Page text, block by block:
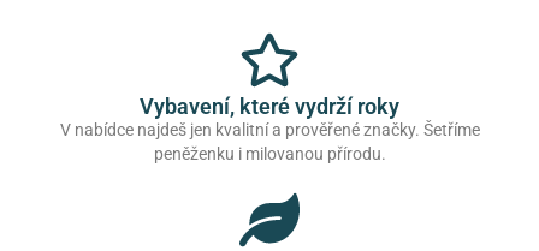
Vybavení, které vydrží roky
V nabídce najdeš jen kvalitní a prověřené značky. Šetříme
peněženku i milovanou přírodu.